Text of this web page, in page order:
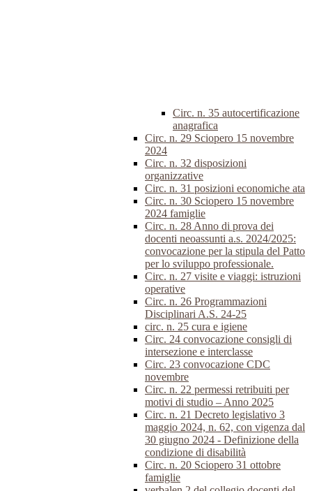
Circ. n. 35 autocertificazione
anagrafica
Circ. n. 29 Sciopero 15 novembre
2024
Circ. n. 32 disposizioni
organizzative
Circ. n. 31 posizioni economiche ata
Circ. n. 30 Sciopero 15 novembre
2024 famiglie
Circ. n. 28 Anno di prova dei
docenti neoassunti a.s. 2024/2025:
convocazione per la stipula del Patto
per lo sviluppo professionale.
Circ. n. 27 visite e viaggi: istruzioni
operative
Circ. n. 26 Programmazioni
Disciplinari A.S. 24-25
circ. n. 25 cura e igiene
Circ. 24 convocazione consigli di
intersezione e interclasse
Circ. 23 convocazione CDC
novembre
Circ. n. 22 permessi retribuiti per
motivi di studio – Anno 2025
Circ. n. 21 Decreto legislativo 3
maggio 2024, n. 62, con vigenza dal
30 giugno 2024 - Definizione della
condizione di disabilità
Circ. n. 20 Sciopero 31 ottobre
famiglie